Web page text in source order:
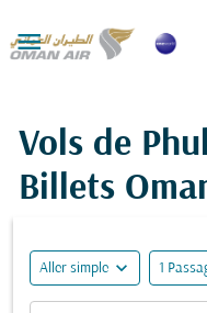

Vols de
Billets
Aller simple expand_more 1